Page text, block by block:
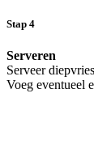
Stap 4
Serveren
Serveer
Voeg eventueel